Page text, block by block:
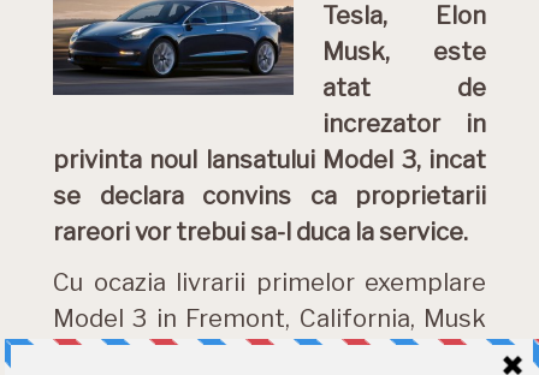
Tesla, Elon
Musk, este
atat de
increzator in
privinta noul lansatului Model 3, incat
se declara convins ca proprietarii
rareori vor trebui sa-l duca la service.
Cu ocazia livrarii primelor exemplare
Model 3 in Fremont, California, Musk
…